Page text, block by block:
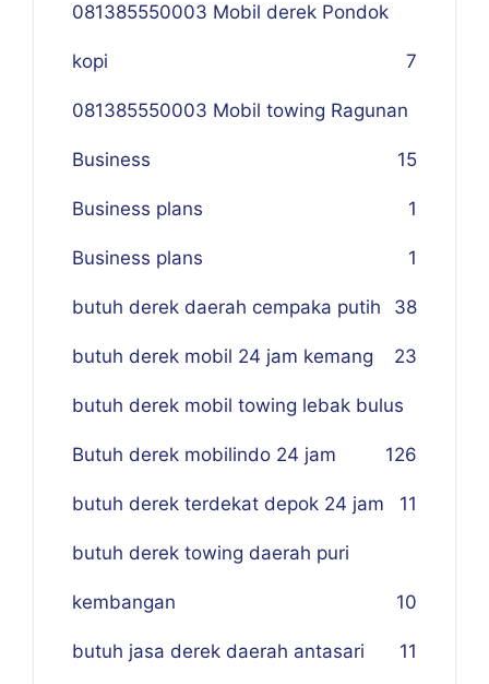
081385550003 Mobil derek Pondok
kopi 7
081385550003 Mobil towing Ragunan
5
Business 1
Business plans 1
Business plans 1
butuh derek daerah cempaka putih 38
butuh derek mobil 24 jam kemang 23
butuh derek mobil towing lebak bulus
26
Butuh derek mobilindo 24 jam 1
butuh derek terdekat depok 24 jam 11
butuh derek towing daerah puri
kembangan 10
butuh jasa derek daerah antasari 11